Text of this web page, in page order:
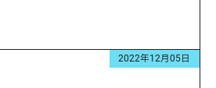
2022年12月05日